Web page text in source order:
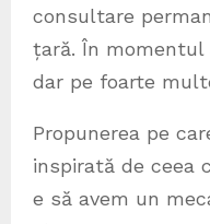
consultare
țară. În
dar pe foarte
Propunerea pe
inspirată de ceea
e să avem un